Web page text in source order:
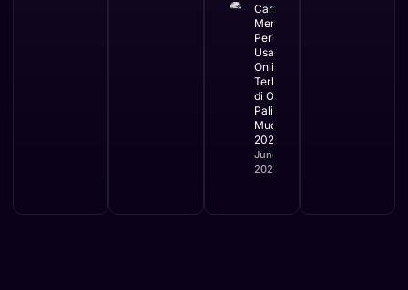
Cara
Mengurus
Perizinan
Usaha
Online
Terbaru
di OSS
Paling
Mudah
2026
June 2,
2026